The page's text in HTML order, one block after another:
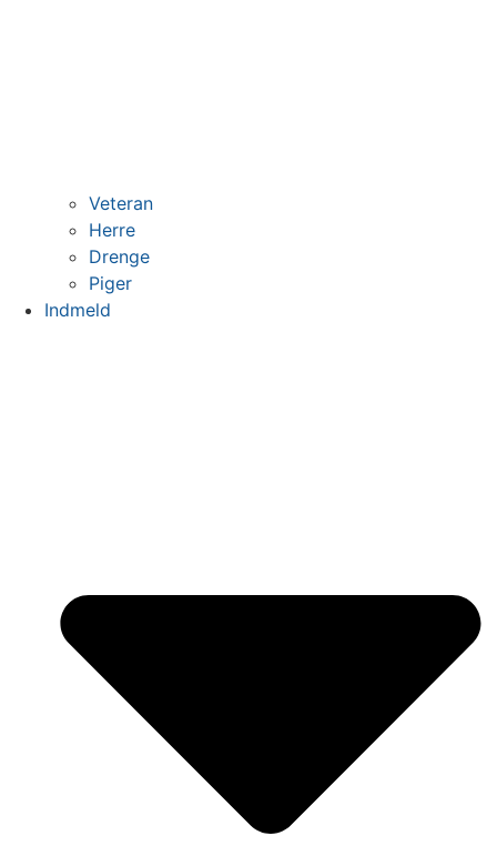
Veteran
Herre
Drenge
Piger
Indmeld